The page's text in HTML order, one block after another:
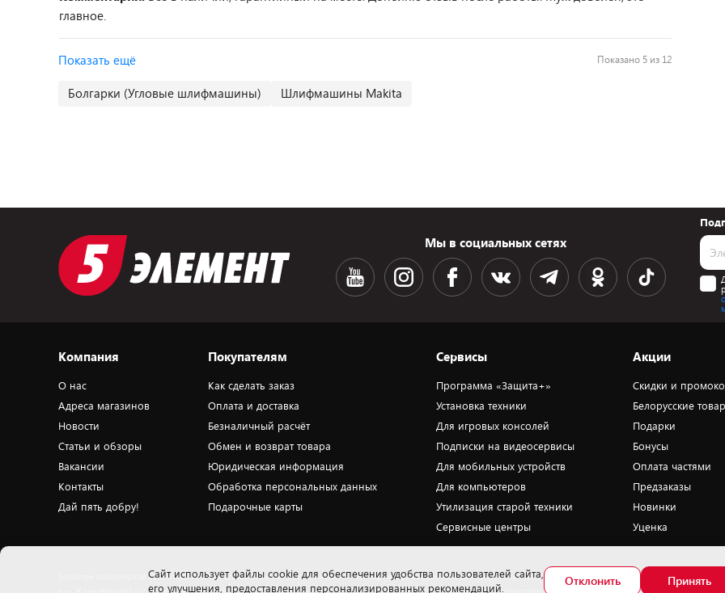
главное.
Показать ещё Показано 5 из 12
Болгарки (Угловые шлифмашины) Шлифмашины Makita
Мы в социальных сетях
Компания
О нас
Адреса магазинов
Новости
Статьи и обзоры
Вакансии
Контакты
Дай пять добру!
Покупателям
Как сделать заказ
Оплата и доставка
Безналичный расчёт
Обмен и возврат товара
Юридическая информация
Обработка персональных данных
Подарочные карты
Сервисы
Программа «Защита+»
Установка техники
Для игровых консолей
Подписки на видеосервисы
Для мобильных устройств
Для компьютеров
Утилизация старой техники
Сервисные центры
Акции
Скидки и
Белорусские
Подарки
Бонусы
Оплата частями
Предзаказы
Новинки
Уценка
Закрытое акционерное общество «ПАТИО» 223018, Минская обл., Минский
Номер телефона работников, уполномоченных рассматривать обращения
Cайт использует файлы cookie для обеспечения удобства пользователей сайта,
его улучшения, предоставления персонализированных рекомендаций.
Отклонить Принять